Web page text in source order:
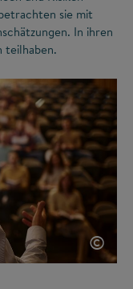
sie mit
In ihren
teilhaben.
©